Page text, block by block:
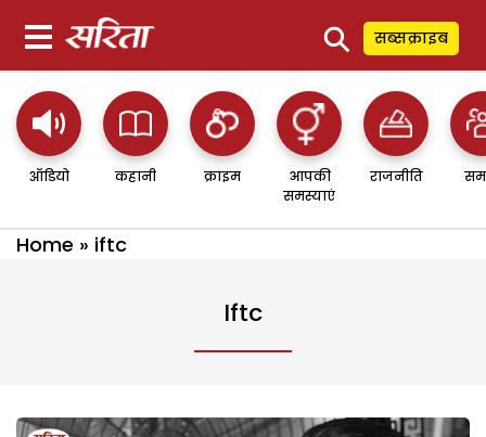
⚲ सब्सक्राइब
ऑडियो कहानी क्राइम
आपकी
समस्याएं
राजनीति
Home » iftc
Iftc